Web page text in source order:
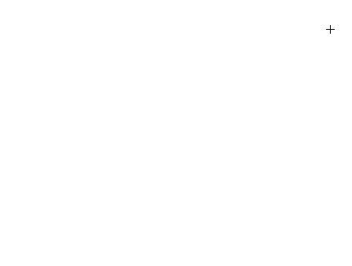
Of The Shadow Deep...
nécessiter un assemblage